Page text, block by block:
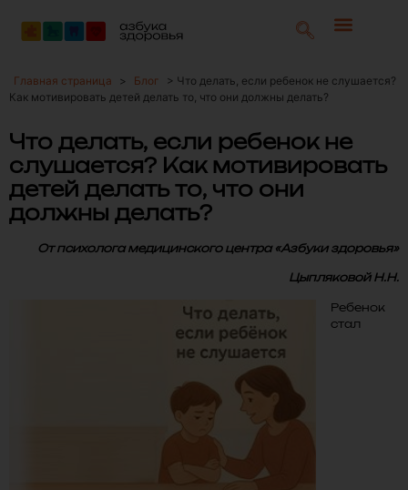
Главная страница > Блог > Что делать, если ребенок не слушается?
Как мотивировать детей делать то, что они должны делать?
Что делать, если ребенок не
слушается? Как мотивировать
детей делать то, что они
должны делать?
От психолога медицинского центра «Азбуки здоровья»
Цыпляковой Н.Н.
Ребенок
стал